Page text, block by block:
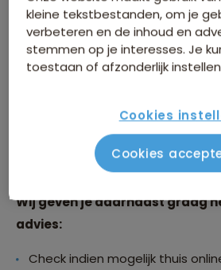
Hoe laat moet ik op het
Vanwege de drukte op de
om minstens 3 uur voor vertrek
voor vluchten binnen Europa. Kom
tijd: houd rekening met lange rijen
en de douane.
Wij geven je daarnaast graag
advies:
Check indien mogelijk thuis
kleine tekstbestanden, om je
verbeteren en de inhoud en
stemmen op je interesses. Je
toestaan of afzonderlijk
Cookies
Cookies